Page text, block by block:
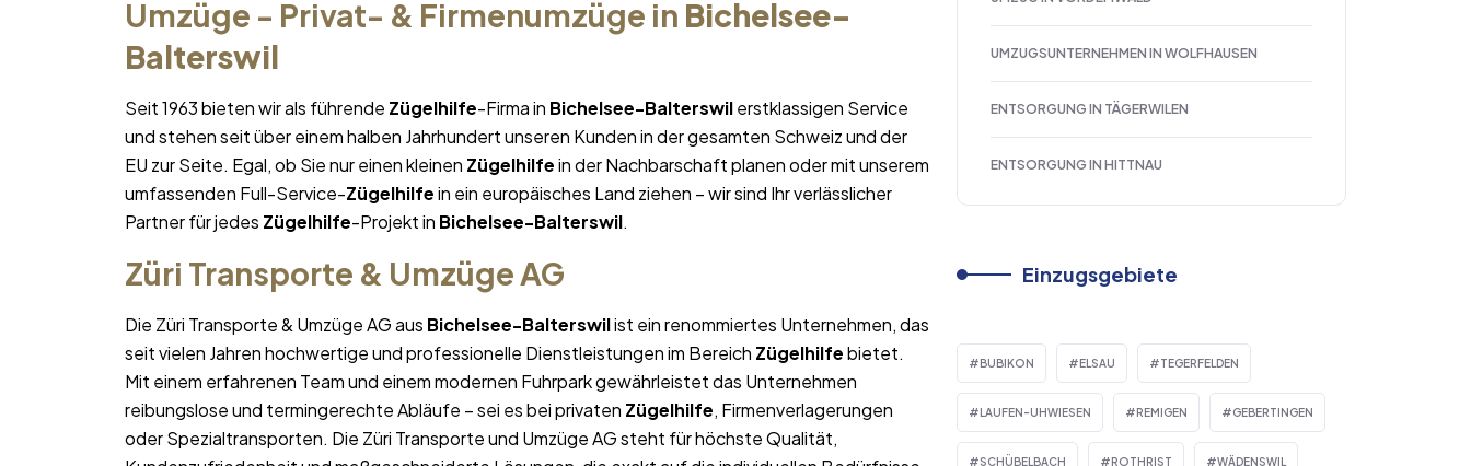
Umzüge - Privat- & Firmenumzüge in Bichelsee-
Balterswil
Seit 1963 bieten wir als führende Zügelhilfe-Firma in Bichelsee-Balterswilerstklassigen Service
und stehen seit über einem halben Jahrhundert unseren Kunden in der gesamten Schweiz und der
EU zur Seite. Egal, ob Sie nur einen kleinen Zügelhilfein der Nachbarschaft planen oder mit unserem
umfassenden Full-Service-Zügelhilfein ein europäisches Land ziehen – wir sind Ihr verlässlicher
Partner für jedes Zügelhilfe-Projekt in Bichelsee-Balterswil.
Züri Transporte & Umzüge AG
Die Züri Transporte & Umzüge AG aus Bichelsee-Balterswilist ein renommiertes Unternehmen, das
seit vielen Jahren hochwertige und professionelle Dienstleistungen im Bereich Zügelhilfebietet.
Mit einem erfahrenen Team und einem modernen Fuhrpark gewährleistet das Unternehmen
reibungslose und termingerechte Abläufe – sei es bei privaten Zügelhilfe, Firmenverlagerungen
oder Spezialtransporten. Die Züri Transporte und Umzüge AG steht für höchste Qualität,
UMZUGSUNTERNEHMEN IN WOLFHAUSEN
ENTSORGUNG IN TÄGERWILEN
ENTSORGUNG IN HITTNAU
Einzugsgebiete
BUBIKON ELSAU TEGERFELDEN
LAUFEN-UHWIESEN REMIGEN GEBERTINGEN
SCHÜBELBACH ROTHRIST WÄDENSWIL